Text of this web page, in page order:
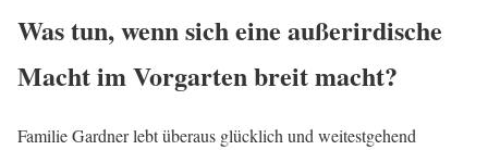
Was tun, wenn sich eine außerirdische
Macht im Vorgarten breit macht?
Familie Gardner lebt überaus glücklich und weitestgehend